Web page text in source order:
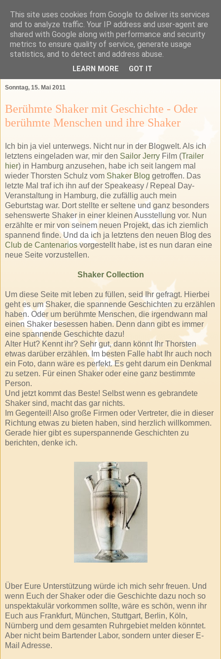
Das Bartender Labor
Der Bartender&Connaisseur Blog über Barkultur,
Spirituosen und das GSA-Land
Sonntag, 15. Mai 2011
Berühmte Shaker mit Geschichte - Oder
berühmte Menschen und ihre Shaker
Ich bin ja viel unterwegs. Nicht nur in der Blogwelt. Als ich
letztens eingeladen war, mir den Sailor Jerry Film (Trailer
hier) in Hamburg anzusehen, habe ich seit langem mal
wieder Thorsten Schulz vom Shaker Blog getroffen. Das
letzte Mal traf ich ihn auf der Speakeasy / Repeal Day-
Veranstaltung in Hamburg, die zufällig auch mein
Geburtstag war. Dort stellte er seltene und ganz besonders
sehenswerte Shakerin einer kleinen Ausstellung vor. Nun
erzählte er mir von seinem neuen Projekt, das ich ziemlich
spannend finde. Und da ich ja letztens den neuen Blog des
Club de Cantenariosvorgestellt habe, ist es nun daran eine
neue Seite vorzustellen.
Shaker Collection
Um diese Seite mit leben zu füllen, seid Ihr gefragt. Hierbei
geht es umShaker, die spannende Geschichten zu erzählen
haben. Oder um berühmte Menschen, die irgendwann mal
einen Shaker besessen haben. Denn dann gibt es immer
eine spannende Geschichte dazu!
Alter Hut? Kennt ihr? Sehr gut, dann könnt Ihr Thorsten
etwas darüber erzählen. Im besten Falle habt Ihr auch noch
ein Foto, dann wäre es perfekt. Es geht darum ein Denkmal
zu setzen. Für einen Shaker oder eine ganz bestimmte
Person.
Und jetzt kommt das Beste! Selbst wenn es gebrandete
Shaker sind, macht das gar nichts.
Im Gegenteil! Also große Firmen oder Vertreter, die in dieser
Richtung etwas zu bieten haben, sind herzlich willkommen.
Gerade hier gibt es superspannende Geschichten zu
berichten, denke ich.
Über Eure Unterstützung würde ich mich sehr freuen. Und
wenn Euch der Shaker oder die Geschichte dazu noch so
unspektakulär vorkommen sollte, wäre es schön, wenn ihr
Euch aus Frankfurt, München, Stuttgart, Berlin, Köln,
Nürnberg und dem gesamten Ruhrgebiet melden könntet.
Aber nicht beim Bartender Labor, sondern unter dieser E-
Mail Adresse.
This site uses cookies from Google to deliver its services
and to analyze traffic. Your IP address and user-agent are
shared with Google along with performance and security
metrics to ensure quality of service, generate usage
statistics, and to detect and address abuse.
LEARN MORE GOT IT